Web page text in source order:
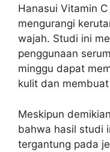
Hanasui Vitamin
mengurangi
wajah. Studi ini
penggunaan
minggu dapat
kulit dan
Meskipun
bahwa hasil studi
tergantung pada